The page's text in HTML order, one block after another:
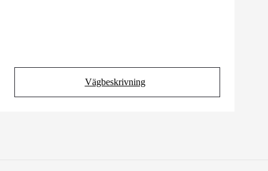
Vägbeskrivning
(Opens in new tab)